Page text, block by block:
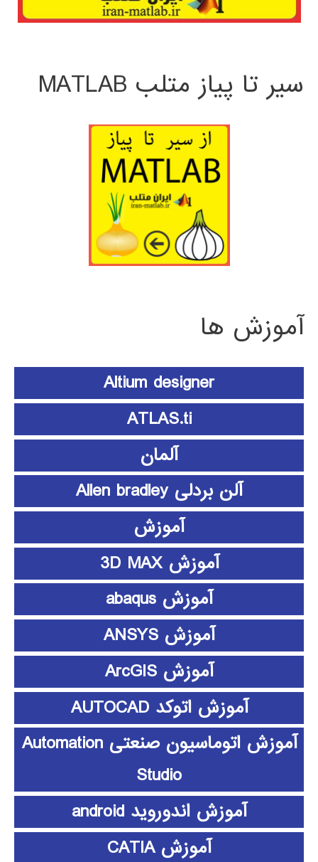
سیر تا پیاز متلب MATLAB
آموزش ها
Altium designer
ATLAS.ti
آلمان
آلن بردلی Allen bradley
آموزش
آموزش 3D MAX
آموزش abaqus
آموزش ANSYS
آموزش ArcGIS
آموزش اتوکد AUTOCAD
آموزش اتوماسیون صنعتی Automation
Studio
آموزش اندوروید android
آموزش CATIA